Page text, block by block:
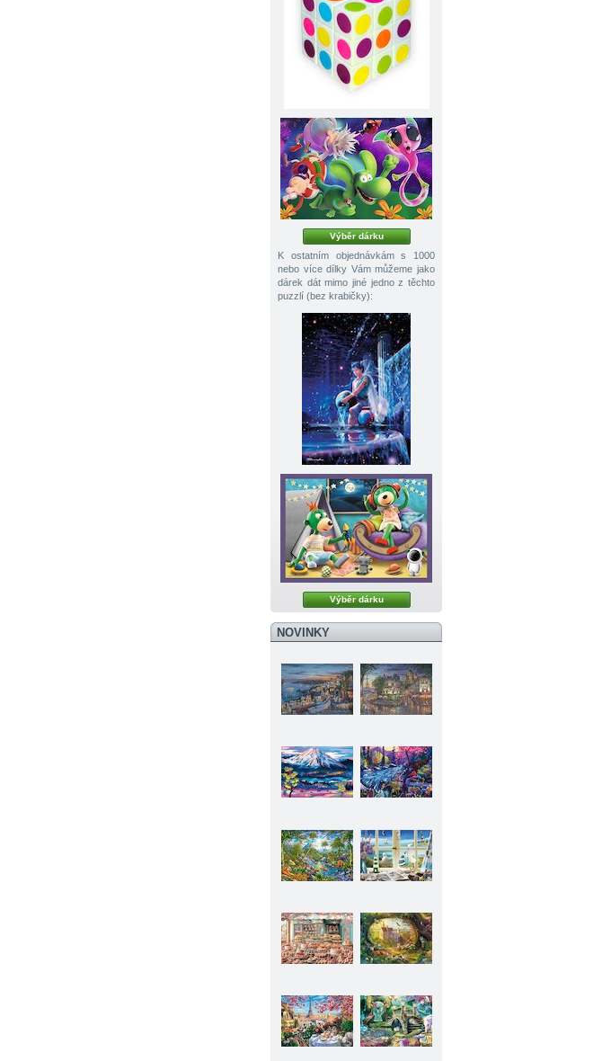
Výběr dárku
K ostatním objednávkám s 1000
nebo více dílky Vám můžeme jako
dárek dát mimo jiné jedno z těchto
puzzlí (bez krabičky):
Výběr dárku
NOVINKY